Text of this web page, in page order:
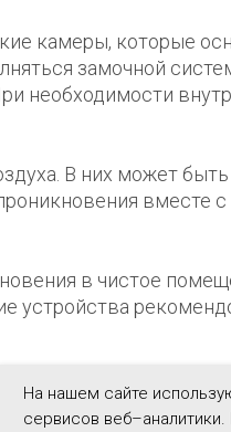
На нашем сайте
сервисов
камеры, которые
замочной
необходимости
В них может быть
вместе
в чистое
устройства
шлюзов активного
заданных параметров